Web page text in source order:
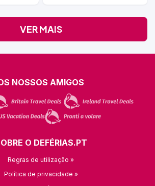
VER MAIS
NOSSOS AMIGOS
O DEFÉRIAS.PT
Regras de utilização »
Política de privacidade »